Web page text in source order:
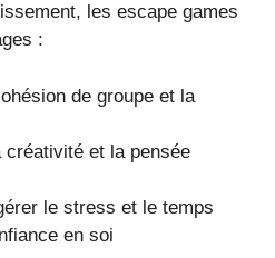
les escape games
:
de groupe et la
créativité et la pensée
le stress et le temps
en soi